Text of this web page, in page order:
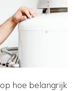
hoe belangrijk